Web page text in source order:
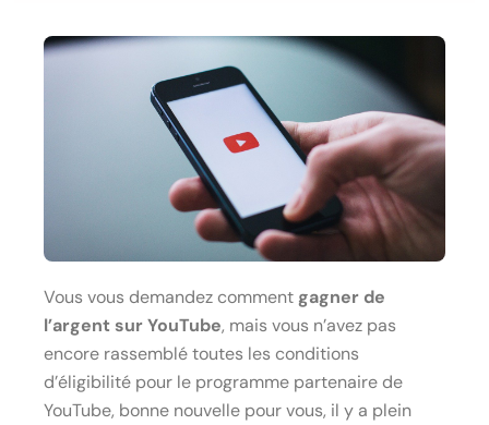
Vous vous demandez comment gagner de
l’argent sur YouTube, mais vous n’avez pas
encore rassemblé toutes les conditions
d’éligibilité pour le programme partenaire de
YouTube, bonne nouvelle pour vous, il y a plein